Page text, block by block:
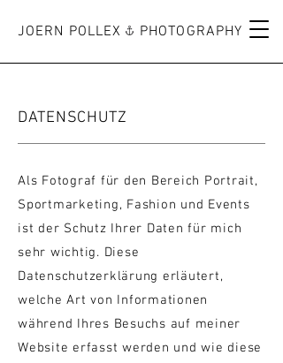
JOERN POLLEX PHOTOGRAPHY
DATENSCHUTZ
Als Fotograf für den Bereich Portrait,
Sportmarketing, Fashion und Events
ist der Schutz Ihrer Daten für mich
sehr wichtig. Diese
Datenschutzerklärung erläutert,
welche Art von Informationen
während Ihres Besuchs auf meiner
Website erfasst werden und wie diese